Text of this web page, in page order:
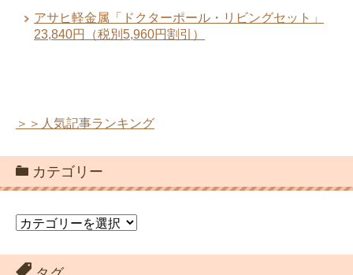
アサヒ軽金属「ドクターポール・リビングセット」
23,840円（税別5,960円割引）
＞＞人気記事ランキング
カテゴリー
カ
ゴ
リ